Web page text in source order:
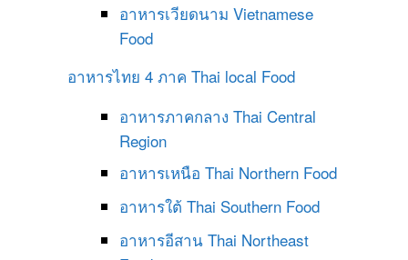
อาหารเวียดนาม Vietnamese
Food
อาหารไทย 4 ภาค Thai local Food
อาหารภาคกลาง Thai Central
Region
อาหารเหนือ Thai Northern Food
อาหารใต้ Thai Southern Food
อาหารอีสาน Thai Northeast